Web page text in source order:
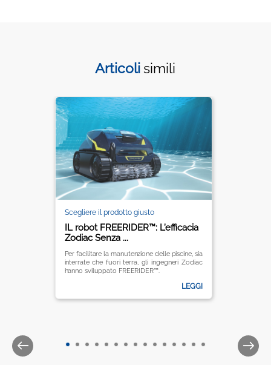
Articoli simili
Scegliere il prodotto giusto
IL robot FREERIDER™: L’efficacia
Zodiac Senza ...
Per facilitare la manutenzione delle piscine, sia
interrate che fuori terra, gli ingegneri Zodiac
hanno sviluppato FREERIDER™.
LEGGI